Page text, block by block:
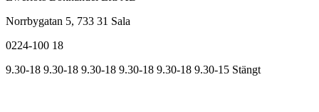
Norrbygatan 5, 733 31 Sala
0224-100 18
9.30-18 9.30-18 9.30-18 9.30-18 9.30-18 9.30-15 Stängt